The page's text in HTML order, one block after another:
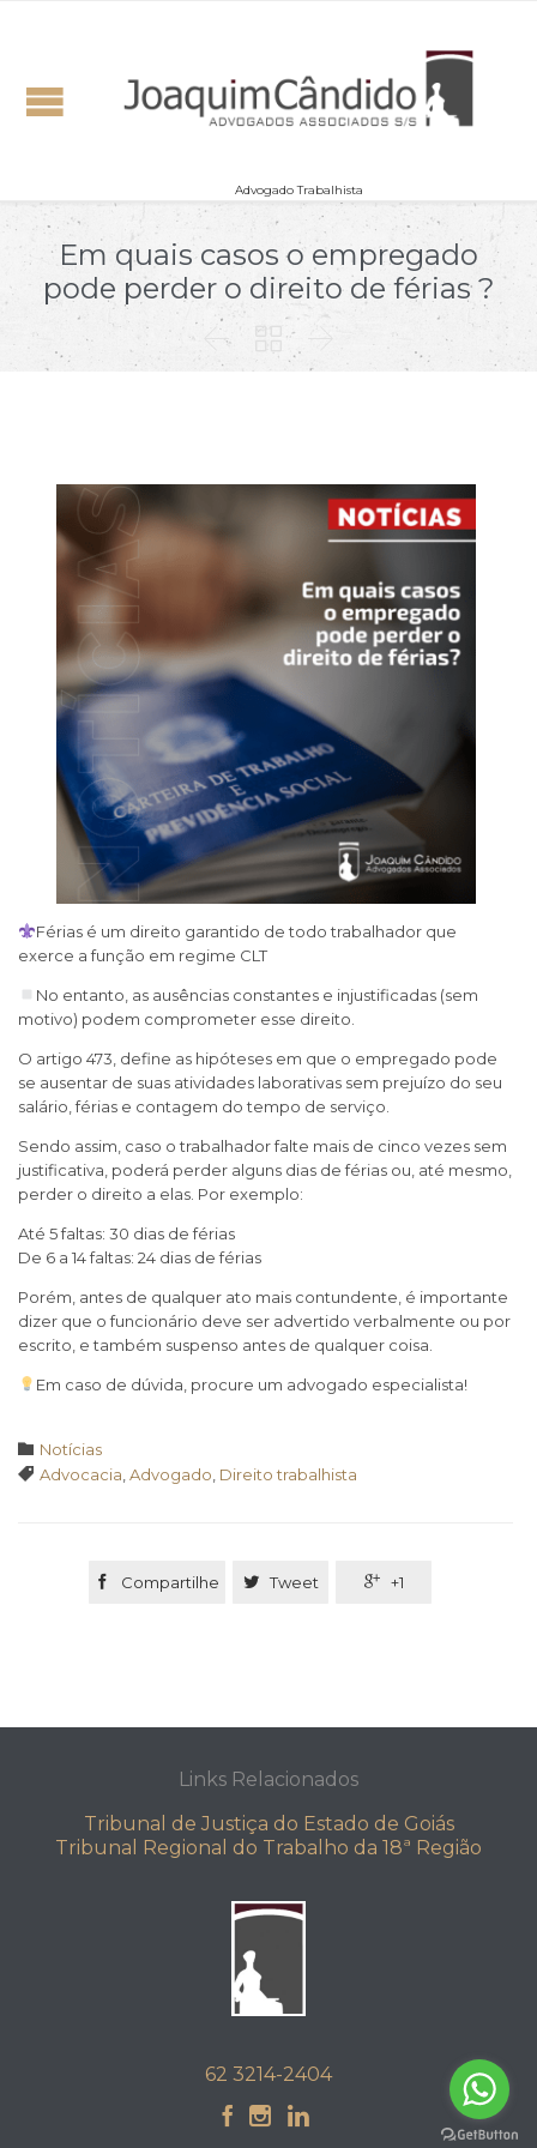
Advogado Trabalhista
Em quais casos o empregado
pode perder o direito de férias ?
 
Férias é um direito garantido de todo trabalhador que
exerce a função em regime CLT
No entanto, as ausências constantes e injustificadas (sem
motivo) podem comprometer esse direito.
O artigo 473, define as hipóteses em que o empregado pode
se ausentar de suas atividades laborativas sem prejuízo do seu
salário, férias e contagem do tempo de serviço.
Sendo assim, caso o trabalhador falte mais de cinco vezes sem
justificativa, poderá perder alguns dias de férias ou, até mesmo,
perder o direito a elas. Por exemplo:
Até 5 faltas: 30 dias de férias
De 6 a 14 faltas: 24 dias de férias
Porém, antes de qualquer ato mais contundente, é importante
dizer que o funcionário deve ser advertido verbalmente ou por
escrito, e também suspenso antes de qualquer coisa.
Em caso de dúvida, procure um advogado especialista!
 Category
Notícias
 Tags
Advocacia Advogado Direito trabalhista
 Compartilhe  Tweet  +1
Links Relacionados
Tribunal de Justiça do Estado de Goiás
Tribunal Regional do Trabalho da 18ª Região
62 3214-2404

 